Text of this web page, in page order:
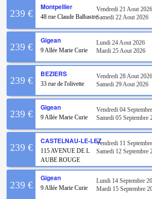
239 €
Montpellier
48 rue Claude Balbastre
Vendredi 21 Aout 2026
Samedi 22 Aout 2026
239 €
Gigean
9 Allée Marie Curie
Lundi 24 Aout 2026
Mardi 25 Aout 2026
239 €
BEZIERS
33 rue de l'olivette
Vendredi 28 Aout 2026
Samedi 29 Aout 2026
239 €
Gigean
9 Allée Marie Curie
Vendredi 04
Samedi 05 Septembre
239 €
CASTELNAU-LE-LEZ
115 AVENUE DE L
AUBE ROUGE
Vendredi 11
Samedi 12 Septembre
239 €
Gigean
9 Allée Marie Curie
Lundi 14 Septembre
Mardi 15 Septembre